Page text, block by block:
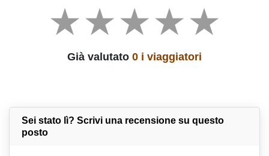
Già valutato 0 i viaggiatori
Sei stato lì? Scrivi una recensione su questo
posto